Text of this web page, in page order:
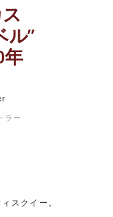
ル”
年
ラー
スクイー。